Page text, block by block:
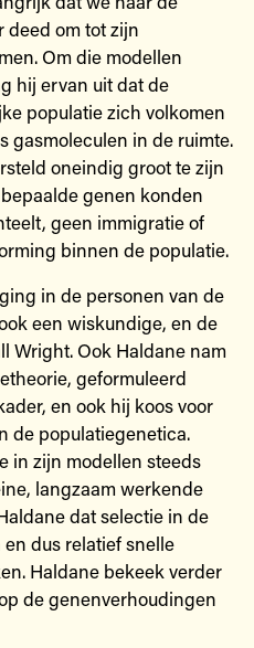
deed om tot zijn
Om die modellen
hij ervan uit dat de
populatie zich volkomen
gasmoleculen in de ruimte.
oneindig groot te zijn
bepaalde genen konden
geen immigratie of
binnen de populatie.
in de personen van de
een wiskundige, en de
Wright. Ook Haldane nam
geformuleerd
en ook hij koos voor
de populatiegenetica.
in zijn modellen steeds
langzaam werkende
dat selectie in de
dus relatief snelle
Haldane bekeek verder
de genenverhoudingen